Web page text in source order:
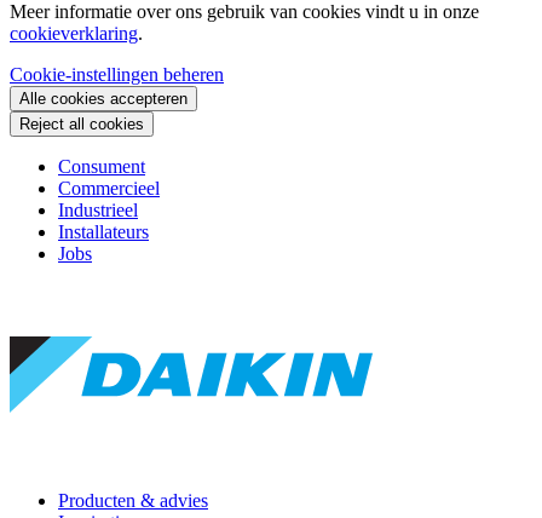
Meer informatie over ons gebruik van cookies vindt u in onze
cookieverklaring.
Cookie-instellingen beheren
Alle cookies accepteren
Reject all cookies
Consument
Commercieel
Industrieel
Installateurs
Jobs
Producten & advies